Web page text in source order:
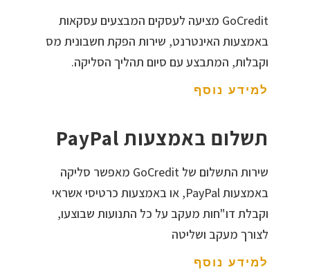
GoCredit מציעה לעסקים המבצעים עסקאות
באמצעות האינטרנט, שירות הפקת חשבונית מס
וקבלות, המתבצע עם סיום תהליך הסליקה.
למידע נוסף
תשלום באמצעות PayPal
שירות התשלום של GoCredit מאפשר סליקה
באמצעות PayPal, או באמצעות כרטיסי אשראי
וקבלת דו"חות מעקב על כל התנועות שבוצעו,
לצורך מעקב ושליטה
למידע נוסף